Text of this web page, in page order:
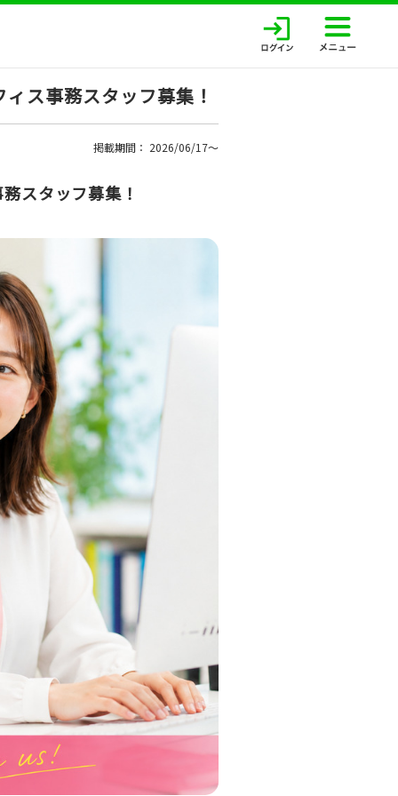
ス事務スタッフ募集！
掲載期間： 2026/06/17〜
スタッフ募集！